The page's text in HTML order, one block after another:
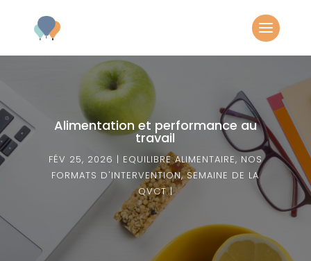
Alimentation et performance au
travail
FÉV 25, 2026 EQUILIBRE ALIMENTAIRE, NOS
FORMATS D'INTERVENTION,SEMAINE DE LA
QVCT